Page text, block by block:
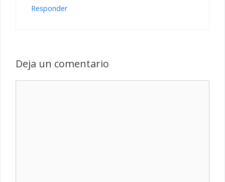
Responder
Deja un comentario